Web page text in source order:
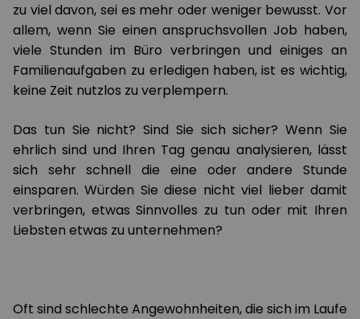
zu viel davon, sei es mehr oder weniger bewusst. Vor
allem, wenn Sie einen anspruchsvollen Job haben,
viele Stunden im Büro verbringen und einiges an
Familienaufgaben zu erledigen haben, ist es wichtig,
keine Zeit nutzlos zu verplempern.
Das tun Sie nicht? Sind Sie sich sicher? Wenn Sie
ehrlich sind und Ihren Tag genau analysieren, lässt
sich sehr schnell die eine oder andere Stunde
einsparen. Würden Sie diese nicht viel lieber damit
verbringen, etwas Sinnvolles zu tun oder mit Ihren
Liebsten etwas zu unternehmen?
Oft sind schlechte Angewohnheiten, die sich im Laufe